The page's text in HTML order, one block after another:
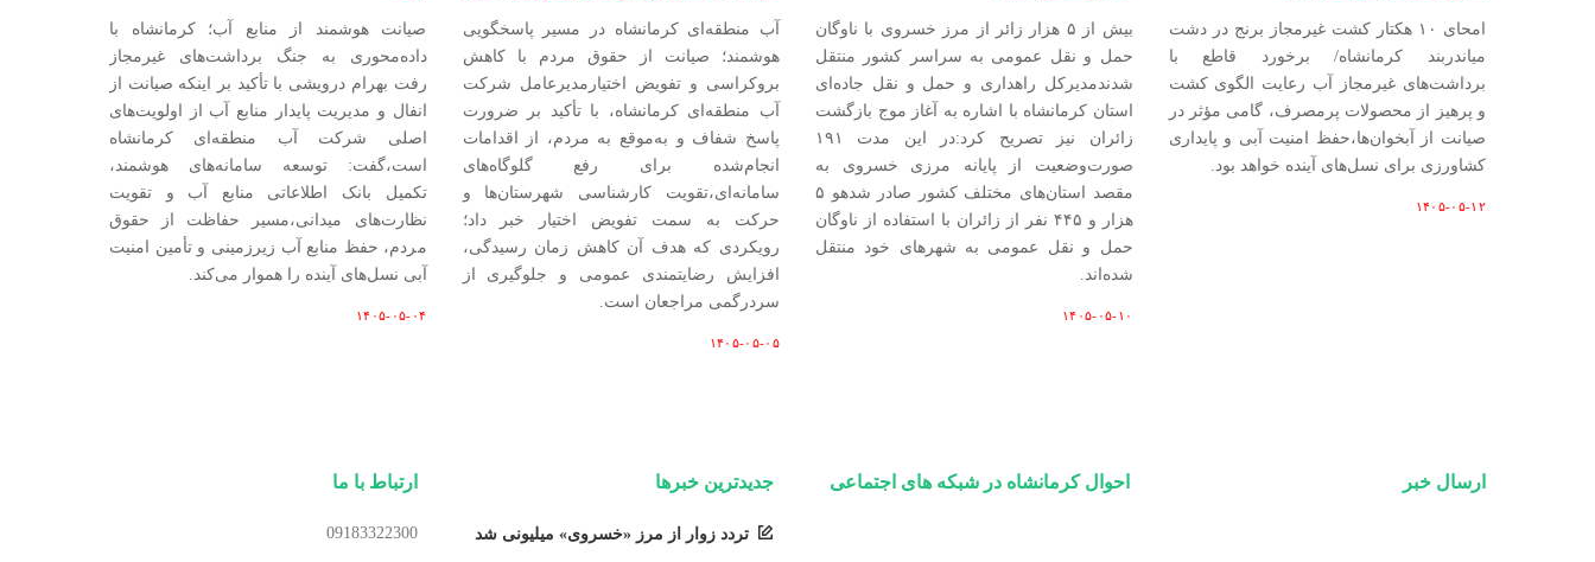
امحای ۱۰ هکتار کشت غیرمجاز برنج در دشت
میاندربند کرمانشاه/ برخورد قاطع با
برداشت‌های غیرمجاز آب رعایت الگوی کشت
و پرهیز از محصولات پرمصرف، گامی مؤثر در
صیانت از آبخوان‌ها،حفظ امنیت آبی و پایداری
کشاورزی برای نسل‌های آینده خواهد بود.
۱۴۰۵-۰۵-۱۲
بیش از ۵ هزار زائر از مرز خسروی با ناوگان
حمل‌ و نقل عمومی به سراسر کشور منتقل
شدندمدیرکل راهداری و حمل‌ و نقل جاده‌ای
استان کرمانشاه با اشاره به آغاز موج بازگشت
زائران نیز تصریح کرد:در این مدت ۱۹۱
صورت‌وضعیت از پایانه مرزی خسروی به
مقصد استان‌های مختلف کشور صادر شدهو ۵
هزار و ۴۴۵ نفر از زائران با استفاده از ناوگان
حمل‌ و نقل عمومی به شهرهای خود منتقل
شده‌اند.
۱۴۰۵-۰۵-۱۰
آب منطقه‌ای کرمانشاه در مسیر پاسخگویی
هوشمند؛ صیانت از حقوق مردم با کاهش
بروکراسی و تفویض اختیارمدیرعامل شرکت
آب منطقه‌ای کرمانشاه، با تأکید بر ضرورت
پاسخ شفاف و به‌موقع به مردم، از اقدامات
انجام‌شده برای رفع گلوگاه‌های
سامانه‌ای،تقویت کارشناسی شهرستان‌ها و
حرکت به سمت تفویض اختیار خبر داد؛
رویکردی که هدف آن کاهش زمان رسیدگی،
افزایش رضایتمندی عمومی و جلوگیری از
سردرگمی مراجعان است.
۱۴۰۵-۰۵-۰۵
صیانت هوشمند از منابع آب؛ کرمانشاه با
داده‌محوری به جنگ برداشت‌های غیرمجاز
رفت بهرام درویشی با تأکید بر اینکه صیانت از
انفال و مدیریت پایدار منابع آب از اولویت‌های
اصلی شرکت آب منطقه‌ای کرمانشاه
است،گفت: توسعه سامانه‌های هوشمند،
تکمیل بانک اطلاعاتی منابع آب و تقویت
نظارت‌های میدانی،مسیر حفاظت از حقوق
مردم، حفظ منابع آب زیرزمینی و تأمین امنیت
آبی نسل‌های آینده را هموار می‌کند.
۱۴۰۵-۰۵-۰۴
ارسال خبر احوال کرمانشاه در شبکه های اجتماعی جدیدترین خبرها
تردد زوار از مرز «خسروی» میلیونی شد
ارتباط با ما
09183322300